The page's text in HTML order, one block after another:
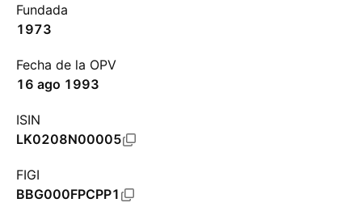
Fundada
1973
Fecha de la OPV
16 ago 1993
ISIN
LK0208N00005
FIGI
BBG000FPCPP1